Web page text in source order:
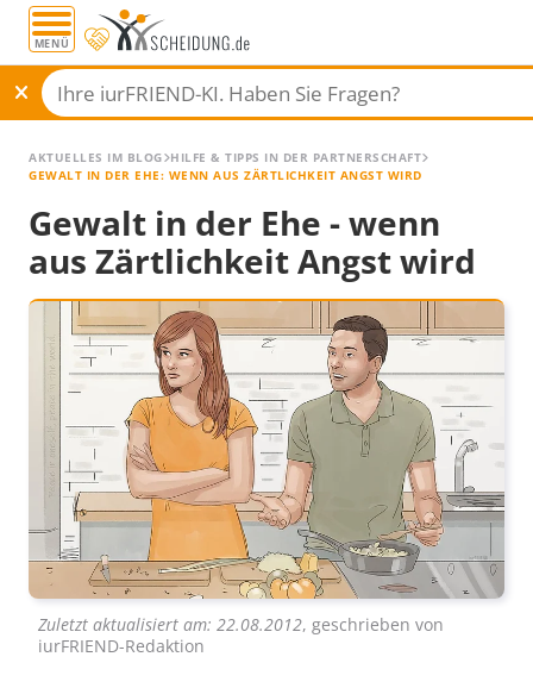
MENÜ
AKTUELLES IM BLOG HILFE & TIPPS IN DER PARTNERSCHAFT
GEWALT IN DER EHE: WENN AUS ZÄRTLICHKEIT ANGST WIRD
Gewalt in der Ehe - wenn
aus Zärtlichkeit Angst wird
Zuletzt aktualisiert am: 22.08.2012, geschrieben von
iurFRIEND-Redaktion